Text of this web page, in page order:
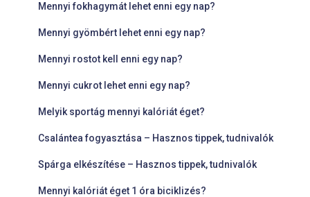
Mennyi fokhagymát lehet enni egy nap?
Mennyi gyömbért lehet enni egy nap?
Mennyi rostot kell enni egy nap?
Mennyi cukrot lehet enni egy nap?
Melyik sportág mennyi kalóriát éget?
Csalántea fogyasztása – Hasznos tippek, tudnivalók
Spárga elkészítése – Hasznos tippek, tudnivalók
Mennyi kalóriát éget 1 óra biciklizés?